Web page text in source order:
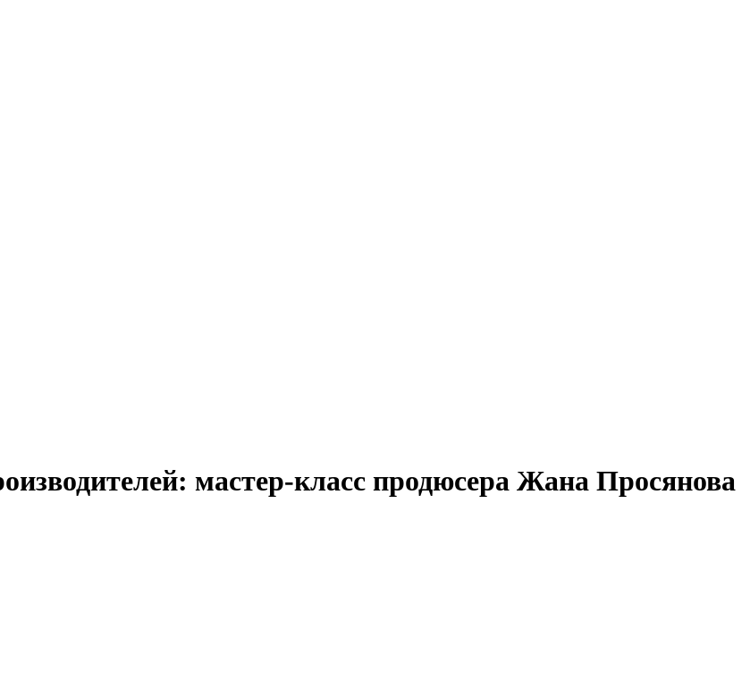
мастер-класс продюсера Жана Просянова